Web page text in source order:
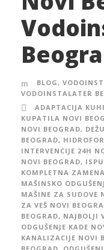
BLOG,
VODOINSTALATER
ADAPTACIJA
KUPATILA NOVI
NOVI BEOGRAD,
BEOGRAD,
INTERVENCIJE 24H
NOVI BEOGRAD,
KOMPLETNA
MAŠINSKO
MAŠINE ZA SUDOVE
ZA VEŠ NOVI
BEOGRAD, NAJBOLJI
ODGUŠENJE KADE
KANALIZACIJE NOVI